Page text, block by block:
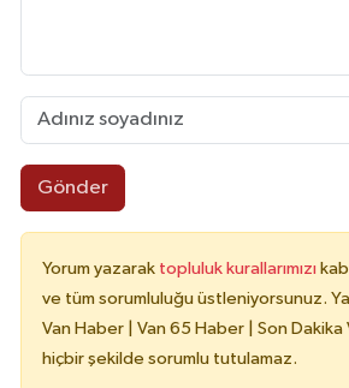
Gönder
Yorum yazarak topluluk kurallarımızı
ve tüm sorumluluğu üstleniyorsunuz.
Van Haber | Van 65 Haber | Son Dakika
hiçbir şekilde sorumlu tutulamaz.